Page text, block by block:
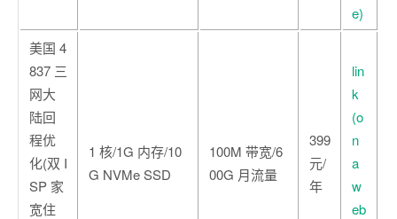
e)
美国 4
837 三
网大
陆回
程优
化(双 I
SP 家
宽住
1 核/1G 内存/10
G NVMe SSD
100M 带宽/6
00G 月流量
399
元/
年
lin
k
(o
n
a
w
eb